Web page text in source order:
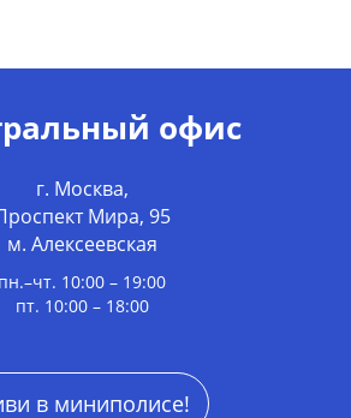
офис
г. Москва,
Мира, 95
м. Алексеевская
пн.–чт. 10:00 – 19:00
пт. 10:00 – 18:00
в миниполисе!